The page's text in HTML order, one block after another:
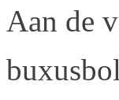
Aan de